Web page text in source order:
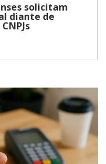
solicitam
diante de